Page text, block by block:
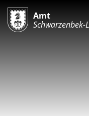
Amt
Schwarzenbek-